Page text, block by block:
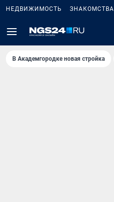
НЕДВИЖИМОСТЬ ЗНАКОМСТВА
В Академгородке новая стройка